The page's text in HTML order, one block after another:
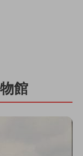
館